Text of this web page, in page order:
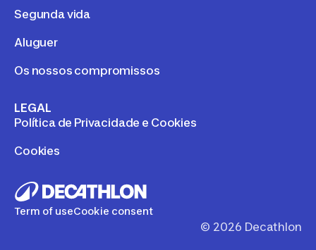
Segunda vida
Aluguer
Os nossos compromissos
LEGAL
Política de Privacidade e Cookies
Cookies
Term of useCookie consent
© 2026 Decathlon